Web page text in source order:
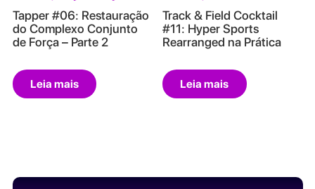
Tapper #06: Restauração
do Complexo Conjunto
de Força – Parte 2
Leia mais
Track & Field Cocktail
#11: Hyper Sports
Rearranged na Prática
Leia mais